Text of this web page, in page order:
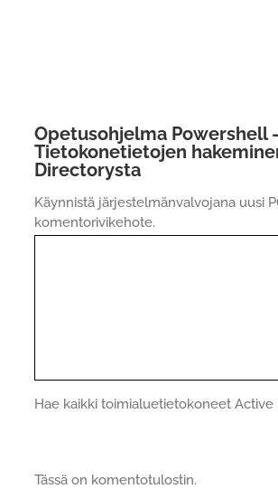
Opetusohjelma Powershell -
Tietokonetietojen
Directorysta
Käynnistä järjestelmänvalvojana uusi
komentorivikehote.
Hae kaikki toimialuetietokoneet Active
Tässä on komentotulostin.